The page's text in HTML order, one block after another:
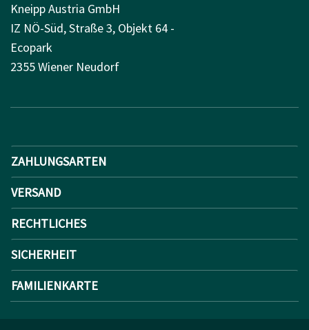
Kneipp Austria GmbH
IZ NÖ-Süd, Straße 3, Objekt 64 -
Ecopark
2355 Wiener Neudorf
ZAHLUNGSARTEN
VERSAND
RECHTLICHES
SICHERHEIT
FAMILIENKARTE